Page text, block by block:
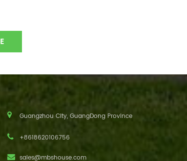
Guangzhou City, GuangDong Province
+8618620106756
sales@mbshouse.com